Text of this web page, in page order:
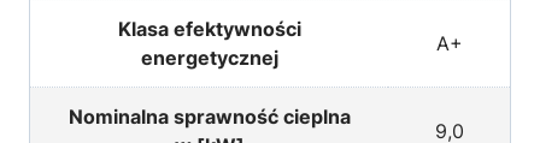
Klasa efektywności
energetycznej
A+
Nominalna sprawność cieplna
9,0